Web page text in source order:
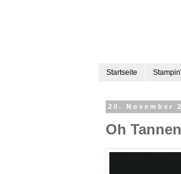
Startseite
20. November
Oh